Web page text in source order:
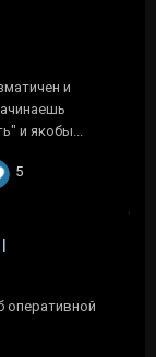
и
и якобы...
5
оперативной